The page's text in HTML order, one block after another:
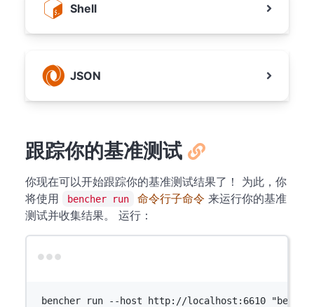
Shell
JSON
跟踪你的基准测试
你现在可以开始跟踪你的基准测试结果了！ 为此，你
将使用
bencher run 命令行子命令 来运行你的基准
测试并收集结果。 运行：
bencher run --host http://localhost:6610